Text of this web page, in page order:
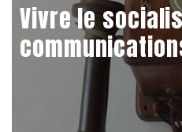
Vivre le